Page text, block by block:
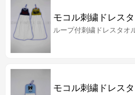
モコル刺繍ドレス
ループ付刺繍ドレスタ
モコル刺繍ドレス